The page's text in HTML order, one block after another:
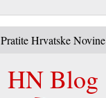
Pratite Hrvatske Novine
HN Blog